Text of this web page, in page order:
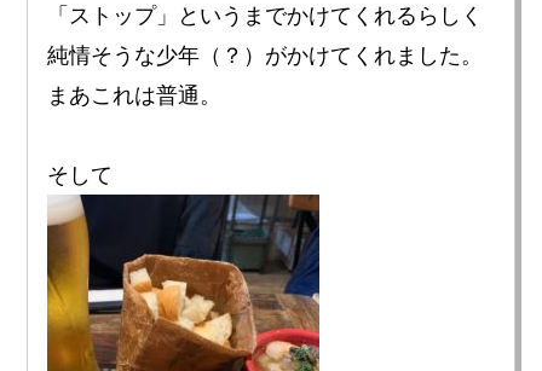
「ストップ」というまでかけてくれるらしく
純情そうな少年（？）がかけてくれました。
まあこれは普通。
そして